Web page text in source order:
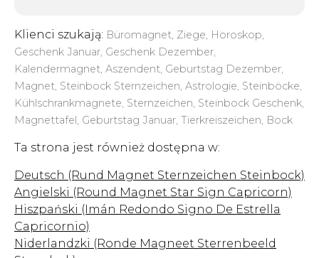
Klienci szukają: Büromagnet, Ziege, Horoskop,
Geschenk Januar, Geschenk Dezember,
Kalendermagnet, Aszendent, Geburtstag Dezember,
Magnet, Steinbock Sternzeichen, Astrologie, Steinböcke,
Kühlschrankmagnete, Sternzeichen, Steinbock Geschenk,
Magnettafel, Geburtstag Januar, Tierkreiszeichen, Bock
Ta strona jest również dostępna w:
Deutsch (Rund Magnet Sternzeichen Steinbock)
Angielski (Round Magnet Star Sign Capricorn)
Hiszpański (Imán Redondo Signo De Estrella
Capricornio)
Niderlandzki (Ronde Magneet Sterrenbeeld